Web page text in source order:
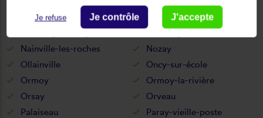
Morangis
Morigny-champigny
Morsang-sur-orge
Morsang-sur-seine
Nainville-les-roches
Nozay
Ollainville
Oncy-sur-école
Ormoy
Ormoy-la-rivière
Orsay
Orveau
Palaiseau
Paray-vieille-poste
Je refuse Je contrôle J'accepte